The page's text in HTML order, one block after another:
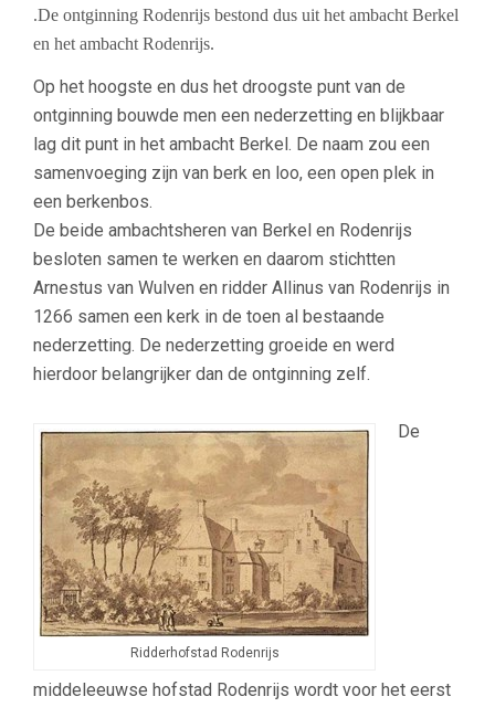
.De ontginning Rodenrijs bestond dus uit het ambacht Berkel
en het ambacht Rodenrijs.
Op het hoogste en dus het droogste punt van de
ontginning bouwde men een nederzetting en blijkbaar
lag dit punt in het ambacht Berkel. De naam zou een
samenvoeging zijn van berk en loo, een open plek in
een berkenbos.
De beide ambachtsheren van Berkel en Rodenrijs
besloten samen te werken en daarom stichtten
Arnestus van Wulven en ridder Allinus van Rodenrijs in
1266 samen een kerk in de toen al bestaande
nederzetting. De nederzetting groeide en werd
hierdoor belangrijker dan de ontginning zelf.
Ridderhofstad Rodenrijs
De
middeleeuwse hofstad Rodenrijs wordt voor het eerst